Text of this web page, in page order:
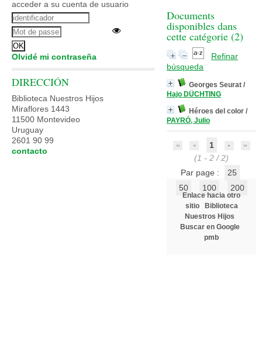
Documents
disponibles dans
cette catégorie (2)
Refinar
búsqueda
Georges Seurat /
Hajo DÜCHTING
Héroes del color /
PAYRÓ, Julio
1
(1 - 2 / 2)
Par page :
25
50
100 200
Enlace hacia otro
sitio
Biblioteca
Nuestros Hijos
Buscar en Google
pmb
acceder a su cuenta de usuario
Olvidé mi contraseña
DIRECCIÓN
Biblioteca Nuestros Hijos
Miraflores 1443
11500 Montevideo
Uruguay
2601 90 99
contacto